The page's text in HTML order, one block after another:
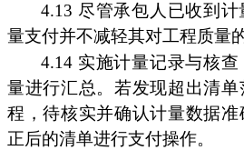
4.13 尽管承包人已收到
量支付并不减轻其对工程质量
4.14 实施计量记录与核
量进行汇总。若发现超出清
程，待核实并确认计量数据
正后的清单进行支付操作。